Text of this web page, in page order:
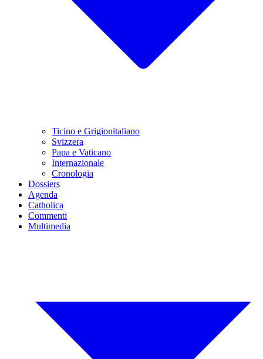
Ticino e Grigionitaliano
Svizzera
Papa e Vaticano
Internazionale
Cronologia
Dossiers
Agenda
Catholica
Commenti
Multimedia